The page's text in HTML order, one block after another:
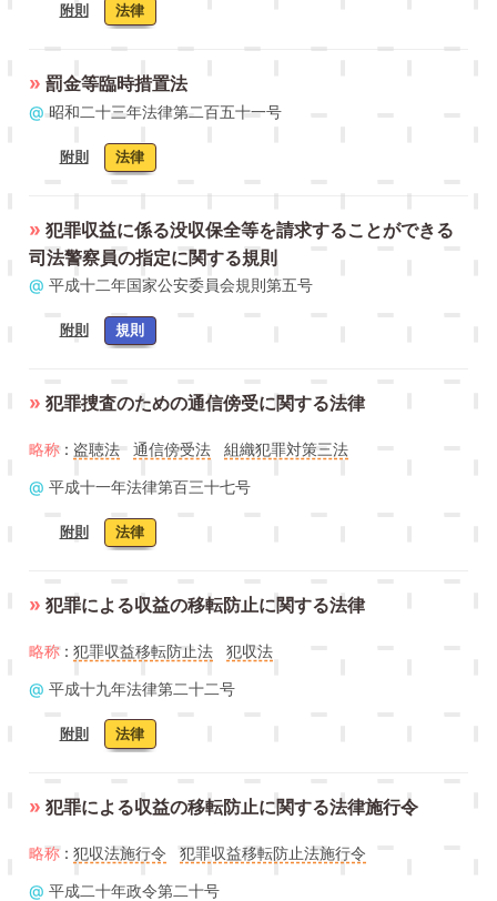
附則 法律
»罰金等臨時措置法
@ 昭和二十三年法律第二百五十一号
附則 法律
»犯罪収益に係る没収保全等を請求することができる
司法警察員の指定に関する規則
@ 平成十二年国家公安委員会規則第五号
附則 規則
»犯罪捜査のための通信傍受に関する法律
略称 : 盗聴法 通信傍受法
組織犯罪対策三法
@ 平成十一年法律第百三十七号
附則 法律
»犯罪による収益の移転防止に関する法律
略称 :犯罪収益移転防止法
犯収法
@ 平成十九年法律第二十二号
附則 法律
»犯罪による収益の移転防止に関する法律施行令
略称 :犯収法施行令
犯罪収益移転防止法施行令
@ 平成二十年政令第二十号